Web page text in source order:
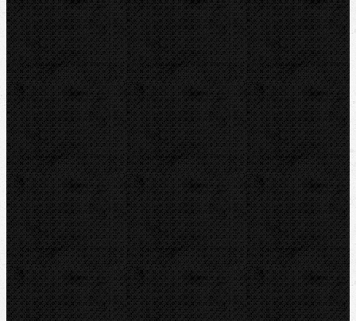
ZENTEN
Kontakt
NIPO Tools s.r.o
Lipová 7
CZ-763 26 LUHAČOVICE
Telefon obj.:
602 719 020
Telefon fakt.:
608 719 020
E-mail:
nipo@nipo.cz
Platební brána GOPAY